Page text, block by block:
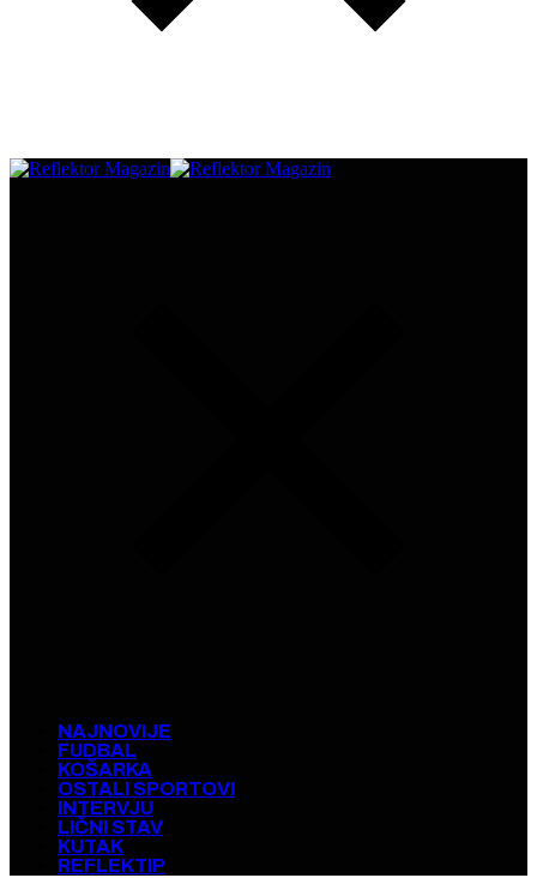
NAJNOVIJE
FUDBAL
KOŠARKA
OSTALI SPORTOVI
INTERVJU
LIČNI STAV
KUTAK
REFLEKTIP